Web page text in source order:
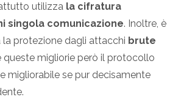
utilizza la cifratura
singola comunicazione. Inoltre, è
protezione dagli attacchi brute
queste migliorie però il protocollo
migliorabile se pur decisamente